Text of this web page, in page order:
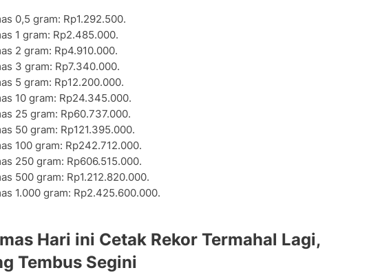
0,5 gram: Rp1.292.500.
1 gram: Rp2.485.000.
2 gram: Rp4.910.000.
3 gram: Rp7.340.000.
5 gram: Rp12.200.000.
10 gram: Rp24.345.000.
25 gram: Rp60.737.000.
50 gram: Rp121.395.000.
100 gram: Rp242.712.000.
250 gram: Rp606.515.000.
500 gram: Rp1.212.820.000.
1.000 gram: Rp2.425.600.000.
Hari ini Cetak Rekor Termahal Lagi,
Tembus Segini